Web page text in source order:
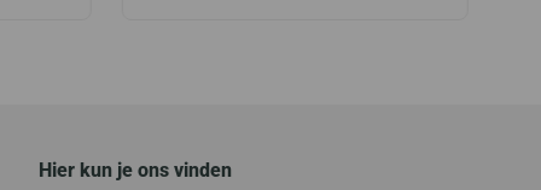
Hier kun je ons vinden